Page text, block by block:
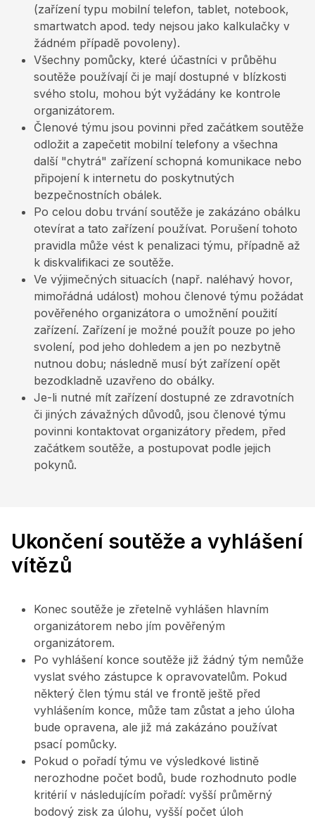
(zařízení typu mobilní telefon, tablet, notebook,
smartwatch apod. tedy nejsou jako kalkulačky v
žádném případě povoleny).
Všechny pomůcky, které účastníci v průběhu
soutěže používají či je mají dostupné v blízkosti
svého stolu, mohou být vyžádány ke kontrole
organizátorem.
Členové týmu jsou povinni před začátkem soutěže
odložit a zapečetit mobilní telefony a všechna
další "chytrá" zařízení schopná komunikace nebo
připojení k internetu do poskytnutých
bezpečnostních obálek.
Po celou dobu trvání soutěže je zakázáno obálku
otevírat a tato zařízení používat. Porušení tohoto
pravidla může vést k penalizaci týmu, případně až
k diskvalifikaci ze soutěže.
Ve výjimečných situacích (např. naléhavý hovor,
mimořádná událost) mohou členové týmu požádat
pověřeného organizátora o umožnění použití
zařízení. Zařízení je možné použít pouze po jeho
svolení, pod jeho dohledem a jen po nezbytně
nutnou dobu; následně musí být zařízení opět
bezodkladně uzavřeno do obálky.
Je-li nutné mít zařízení dostupné ze zdravotních
či jiných závažných důvodů, jsou členové týmu
povinni kontaktovat organizátory předem, před
začátkem soutěže, a postupovat podle jejich
pokynů.
Ukončení soutěže a vyhlášení
vítězů
Konec soutěže je zřetelně vyhlášen hlavním
organizátorem nebo jím pověřeným
organizátorem.
Po vyhlášení konce soutěže již žádný tým nemůže
vyslat svého zástupce k opravovatelům. Pokud
některý člen týmu stál ve frontě ještě před
vyhlášením konce, může tam zůstat a jeho úloha
bude opravena, ale již má zakázáno používat
psací pomůcky.
Pokud o pořadí týmu ve výsledkové listině
nerozhodne počet bodů, bude rozhodnuto podle
kritérií v následujícím pořadí: vyšší průměrný
bodový zisk za úlohu, vyšší počet úloh